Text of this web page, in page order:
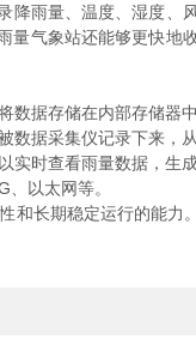
雨量、温度、湿度、
气象站还能够更快地
据存储在内部存储器中
据采集仪记录下来，从
时查看雨量数据，生成
以太网等。
长期稳定运行的能力